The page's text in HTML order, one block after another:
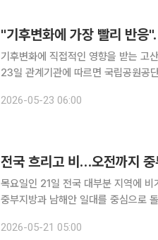
"기후변화에 가장 빨리 반응
기후변화에 직접적인 영향을 받는 고
23일 관계기관에 따르면 국립공원공
기후대에 분포하는 고산대 식물은 교
2026-05-23 06:00
전국 흐리고 비…오전까지
목요일인 21일 전국 대부분 지역에
중부지방과 남해안 일대를 중심으로
멎겠고, 그 밖의 전국은 밤에 비가 그
2026-05-21 05:00